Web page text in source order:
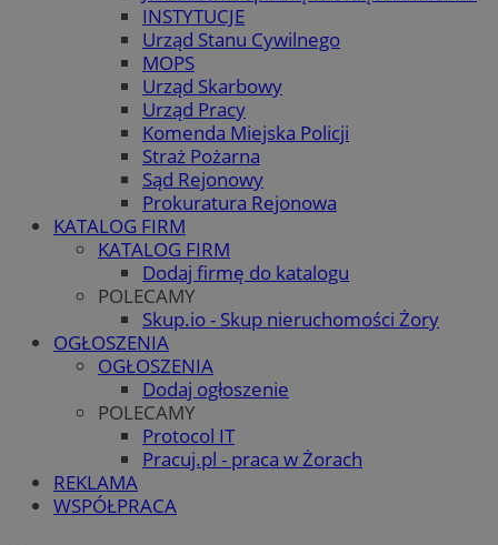
INSTYTUCJE
Urząd Stanu Cywilnego
MOPS
Urząd Skarbowy
Urząd Pracy
Komenda Miejska Policji
Straż Pożarna
Sąd Rejonowy
Prokuratura Rejonowa
KATALOG FIRM
KATALOG FIRM
Dodaj firmę do katalogu
POLECAMY
Skup.io - Skup nieruchomości Żory
OGŁOSZENIA
OGŁOSZENIA
Dodaj ogłoszenie
POLECAMY
Protocol IT
Pracuj.pl - praca w Żorach
REKLAMA
WSPÓŁPRACA